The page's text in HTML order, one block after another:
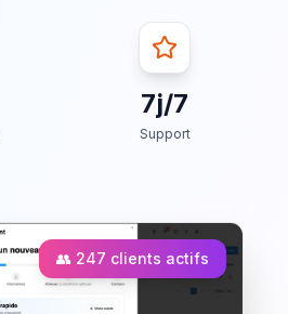
7j/7
Support
👥 247 clients actifs